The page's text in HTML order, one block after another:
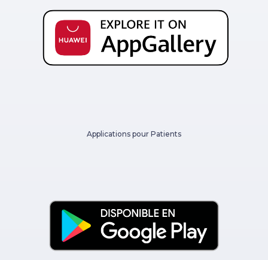
Applications pour Patients